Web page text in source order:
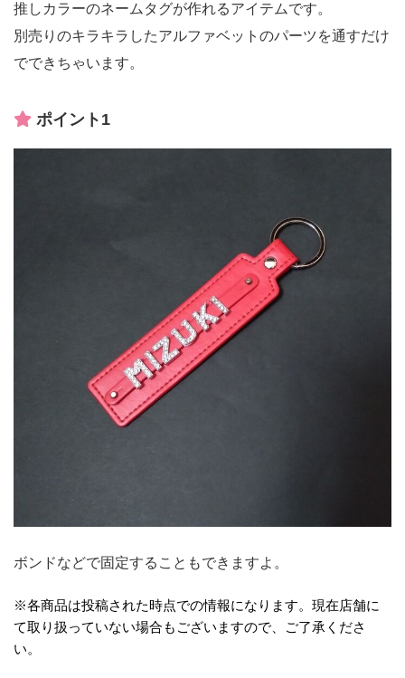
推しカラーのネームタグが作れるアイテムです。
別売りのキラキラしたアルファベットのパーツを通すだけ
でできちゃいます。
ポイント1
ボンドなどで固定することもできますよ。
※各商品は投稿された時点での情報になります。現在店舗に
て取り扱っていない場合もございますので、ご了承くださ
い。